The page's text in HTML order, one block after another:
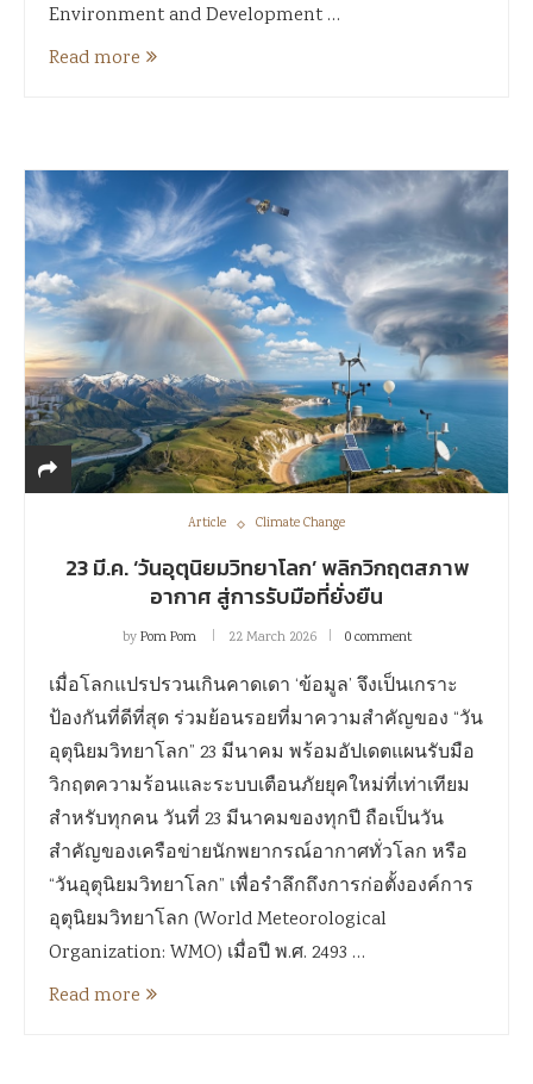
Environment and Development …
Read more
Article Climate Change
23 มี.ค. ‘วันอุตุนิยมวิทยาโลก’ พลิกวิกฤตสภาพ
อากาศ สู่การรับมือที่ยั่งยืน
byPom Pom 22 March 2026 0 comment
เมื่อโลกแปรปรวนเกินคาดเดา ‘ข้อมูล’ จึงเป็นเกราะ
ป้องกันที่ดีที่สุด ร่วมย้อนรอยที่มาความสำคัญของ “วัน
อุตุนิยมวิทยาโลก” 23 มีนาคม พร้อมอัปเดตแผนรับมือ
วิกฤตความร้อนและระบบเตือนภัยยุคใหม่ที่เท่าเทียม
สำหรับทุกคน วันที่ 23 มีนาคมของทุกปี ถือเป็นวัน
สำคัญของเครือข่ายนักพยากรณ์อากาศทั่วโลก หรือ
“วันอุตุนิยมวิทยาโลก” เพื่อรำลึกถึงการก่อตั้งองค์การ
อุตุนิยมวิทยาโลก (World Meteorological
Organization: WMO) เมื่อปี พ.ศ. 2493 …
Read more